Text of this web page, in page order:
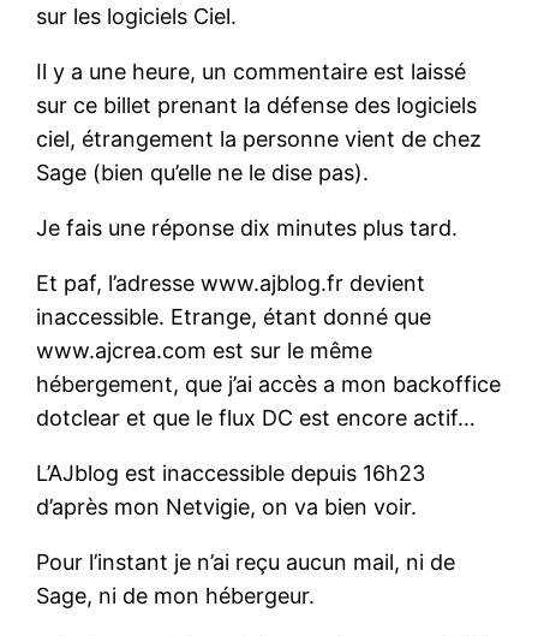
sur les logiciels Ciel.
Il y a une heure, un commentaire est laissé
sur ce billet prenant la défense des logiciels
ciel, étrangement la personne vient de chez
Sage (bien qu’elle ne le dise pas).
Je fais une réponse dix minutes plus tard.
Et paf, l’adresse www.ajblog.fr devient
inaccessible. Etrange, étant donné que
www.ajcrea.com est sur le même
hébergement, que j’ai accès a mon backoffice
dotclear et que le flux DC est encore actif…
L’AJblog est inaccessible depuis 16h23
d’après mon Netvigie, on va bien voir.
Pour l’instant je n’ai reçu aucun mail, ni de
Sage, ni de mon hébergeur.